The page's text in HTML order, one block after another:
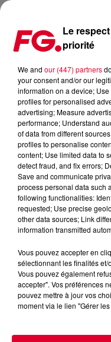
FG MIX DANCE : FIREBEATZ
Le
priorité
We and our (447) partners
your consent and/or our
information on a device;
profiles for personalised
advertising; Measure
performance; Understand
of data from different
profiles to personalise
content; Use limited data to
detect fraud, and fix errors;
Save and communicate
process personal data such
following functionalities:
requested; Use precise
other data sources; Link
information transmitted
Vous pouvez accepter en
sélectionnant les finalités
Vous pouvez également
accepter". Vos préférences
pouvez mettre à jour vos
moment via le lien "Gérer